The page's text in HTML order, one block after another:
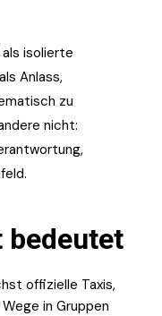
isolierte
Anlass,
zu
nicht:
bedeutet
offizielle Taxis,
in Gruppen